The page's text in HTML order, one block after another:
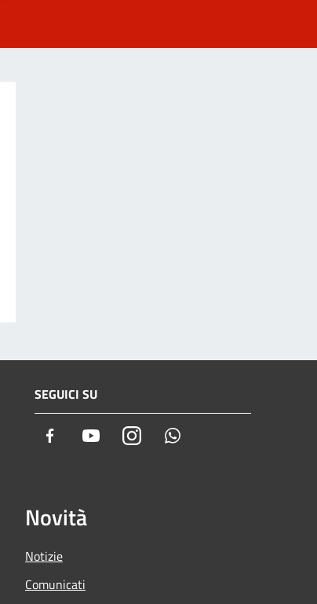
SEGUICI SU
Facebook YoutubeInstagram
Novità
Notizie
Comunicati